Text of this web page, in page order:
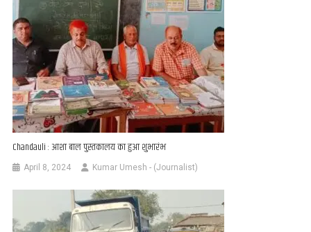
Chandauli : आशा बाल पुस्तकालय का हुआ शुभारंभ
April 8, 2024 Kumar Umesh - (Journalist)